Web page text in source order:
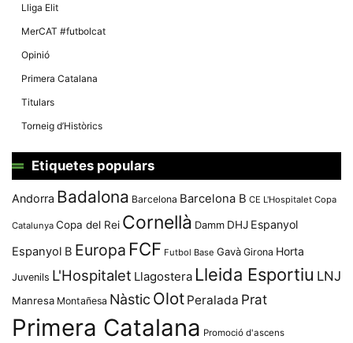
Lliga Elit
MerCAT #futbolcat
Opinió
Primera Catalana
Titulars
Torneig d’Històrics
Etiquetes populars
Andorra Badalona Barcelona Barcelona B CE L'Hospitalet Copa
Catalunya Copa del Rei Cornellà Damm DHJ Espanyol
Espanyol B Europa FCF Futbol Base Gavà Girona Horta
Juvenils L'Hospitalet Llagostera Lleida Esportiu LNJ
Manresa Montañesa Nàstic Olot Peralada Prat
Primera Catalana Promoció d'ascens